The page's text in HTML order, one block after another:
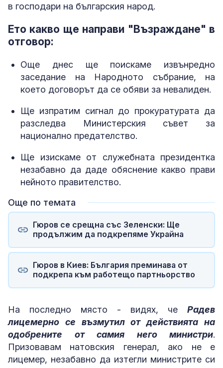
в господари на българския народ.
Ето какво ще направи "Възраждане" в
отговор:
Още днес ще поискаме извънредно
заседание на Народното събрание, на
което договорът да се обяви за невалиден.
Ще изпратим сигнал до прокуратурата да
разследва Министерския съвет за
национално предателство.
Ще изискаме от служебната президентка
незабавно да даде обяснение какво прави
нейното правителство.
Още по темата
Гюров се срещна със Зеленски: Ще
продължим да подкрепяме Украйна
Гюров в Киев: България преминава от
подкрепа към работещо партньорство
На последно място - видях, че Радев
лицемерно се възмутил от действията на
одобрените от самия него министри.
Призовавам натовския генерал, ако не е
лицемер, незабавно да изтегли министрите си